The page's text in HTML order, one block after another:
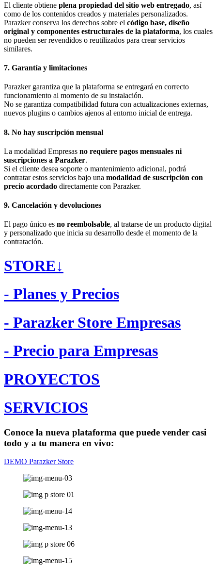
El cliente obtiene plena propiedad del sitio web entregado, así
como de los contenidos creados y materiales personalizados.
Parazker conserva los derechos sobre el código base, diseño
original y componentes estructurales de la plataforma, los cuales
no pueden ser revendidos o reutilizados para crear servicios
similares.
7. Garantía y limitaciones
Parazker garantiza que la plataforma se entregará en correcto
funcionamiento al momento de su instalación.
No se garantiza compatibilidad futura con actualizaciones externas,
nuevos plugins o cambios ajenos al entorno inicial de entrega.
8. No hay suscripción mensual
La modalidad Empresas no requiere pagos mensuales ni
suscripciones a Parazker.
Si el cliente desea soporte o mantenimiento adicional, podrá
contratar estos servicios bajo una modalidad de suscripción con
precio acordado directamente con Parazker.
9. Cancelación y devoluciones
El pago único es no reembolsable, al tratarse de un producto digital
y personalizado que inicia su desarrollo desde el momento de la
contratación.
STORE↓
- Planes y Precios
- Parazker Store Empresas
- Precio para Empresas
PROYECTOS
SERVICIOS
Conoce la nueva plataforma que puede vender casi
todo y a tu manera en vivo:
DEMO Parazker Store